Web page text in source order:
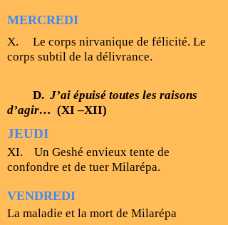
MERCREDI
X. Le corps nirvanique de félicité. Le
corps subtil de la délivrance.
D. J’ai épuisé toutes les raisons
d’agir… (XI –XII)
JEUDI
XI. Un Geshé envieux tente de
confondre et de tuer Milarépa.
VENDREDI
La maladie et la mort de Milarépa